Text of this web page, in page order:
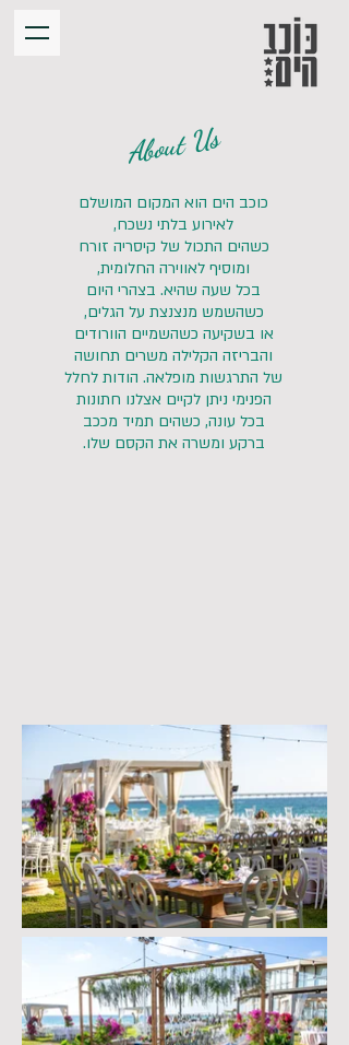
About Us
כוכב הים הוא המקום המושלם
לאירוע בלתי נשכח,
כשהים התכול של קיסריה זורח
ומוסיף לאווירה החלומית,
בכל שעה שהיא. בצהרי היום
כשהשמש מנצנצת על הגלים,
או בשקיעה כשהשמיים הוורודים
והבריזה הקלילה משרים תחושה
של התרגשות מופלאה. הודות לחלל
הפנימי ניתן לקיים אצלנו חתונות
בכל עונה, כשהים תמיד מככב
ברקע ומשרה את הקסם שלו.